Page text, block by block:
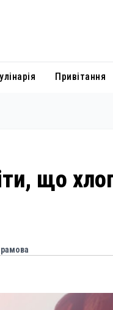
Привітання
що